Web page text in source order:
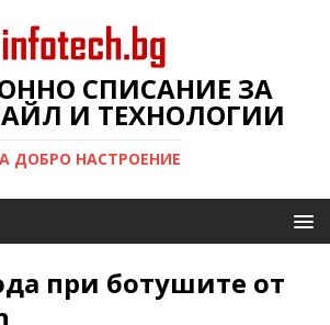
СПИСАНИЕ ЗА
И ТЕХНОЛОГИИ
ДОБРО НАСТРОЕНИЕ
при ботушите от